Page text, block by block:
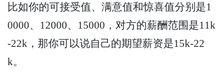
比如你的可接受值、满意值和惊喜值分别是1
0000、12000、15000，对方的薪酬范围是11k
-22k，那你可以说自己的期望薪资是15k-22
k。